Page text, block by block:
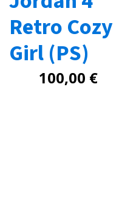
Retro Cozy
Girl (PS)
100,00 €